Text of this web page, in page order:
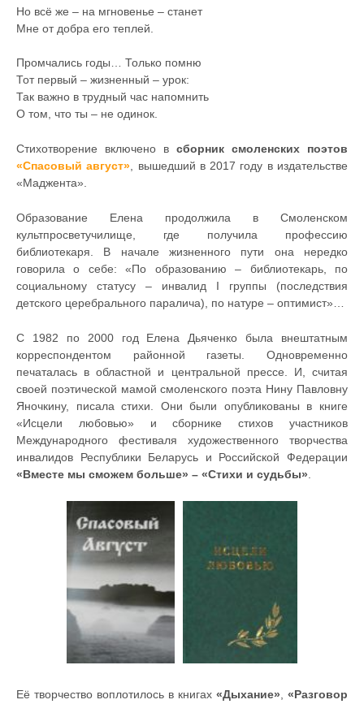
Но всё же – на мгновенье – станет
Мне от добра его теплей.
Промчались годы… Только помню
Тот первый – жизненный – урок:
Так важно в трудный час напомнить
О том, что ты – не одинок.
Стихотворение включено в сборник смоленских поэтов
«Спасовый август», вышедший в 2017 году в издательстве
«Маджента».
Образование Елена продолжила в Смоленском
культпросветучилище, где получила профессию
библиотекаря. В начале жизненного пути она нередко
говорила о себе: «По образованию – библиотекарь, по
социальному статусу – инвалид I группы (последствия
детского церебрального паралича), по натуре – оптимист»…
С 1982 по 2000 год Елена Дьяченко была внештатным
корреспондентом районной газеты. Одновременно
печаталась в областной и центральной прессе. И, считая
своей поэтической мамой смоленского поэта Нину Павловну
Яночкину, писала стихи. Они были опубликованы в книге
«Исцели любовью» и сборнике стихов участников
Международного фестиваля художественного творчества
инвалидов Республики Беларусь и Российской Федерации
«Вместе мы сможем больше» – «Стихи и судьбы».
Её творчество воплотилось в книгах «Дыхание», «Разговор